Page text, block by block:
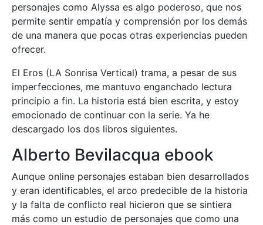
personajes como Alyssa es algo poderoso, que nos
permite sentir empatía y comprensión por los demás
de una manera que pocas otras experiencias pueden
ofrecer.
El Eros (LA Sonrisa Vertical) trama, a pesar de sus
imperfecciones, me mantuvo enganchado lectura
principio a fin. La historia está bien escrita, y estoy
emocionado de continuar con la serie. Ya he
descargado los dos libros siguientes.
Alberto Bevilacqua ebook
Aunque online personajes estaban bien desarrollados
y eran identificables, el arco predecible de la historia
y la falta de conflicto real hicieron que se sintiera
más como un estudio de personajes que como una